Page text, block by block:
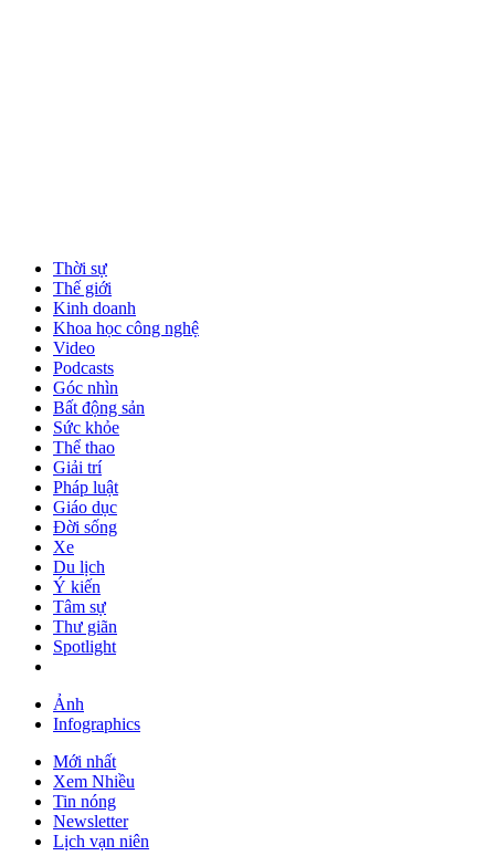
Thời sự
Thế giới
Kinh doanh
Khoa học công nghệ
Video
Podcasts
Góc nhìn
Bất động sản
Sức khỏe
Thể thao
Giải trí
Pháp luật
Giáo dục
Đời sống
Xe
Du lịch
Ý kiến
Tâm sự
Thư giãn
Spotlight
Ảnh
Infographics
Mới nhất
Xem Nhiều
Tin nóng
Newsletter
Lịch vạn niên